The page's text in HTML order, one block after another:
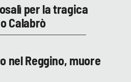
per la tragica
Calabrò
nel Reggino, muore